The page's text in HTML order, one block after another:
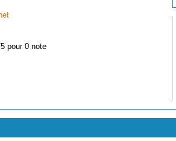
pour 0 note